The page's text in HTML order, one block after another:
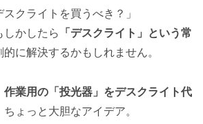
スクライトを買うべき？」
しかしたら
「デスクライト」という常
的に解決するかもしれません。
作業用の「投光器」をデスクライト代
ちょっと大胆なアイデア。